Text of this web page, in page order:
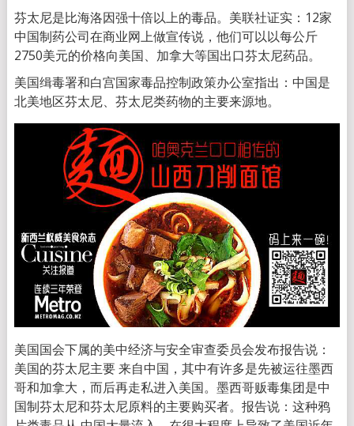
芬太尼是比海洛因强十倍以上的毒品。美联社证实：12家
中国制药公司在商业网上做宣传说，他们可以以每公斤
2750美元的价格向美国、加拿大等国出口芬太尼药品。
美国缉毒署和白宫国家毒品控制政策办公室指出：中国是
北美地区芬太尼、芬太尼类药物的主要来源地。
美国国会下属的美中经济与安全审查委员会发布报告说：
美国的芬太尼主要 来自中国，其中有许多是先被运往墨西
哥和加拿大，而后再走私进入美国。墨西哥贩毒集团是中
国制芬太尼和芬太尼原料的主要购买者。报告说：这种鸦